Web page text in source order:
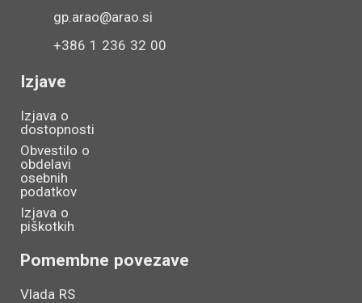
gp.arao@arao.si
+386 1 236 32 00
Izjave
Izjava o
dostopnosti
Obvestilo o
obdelavi
osebnih
podatkov
Izjava o
piškotkih
Pomembne povezave
Vlada RS